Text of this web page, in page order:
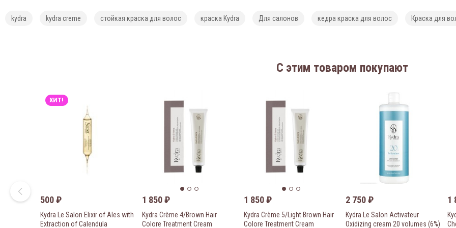
kydra kydra creme стойкая краска для волос краска Kydra Для салонов кедра краска для волос Краска для
C этим товаром покупают
ХИТ!
500₽
Kydra Le Salon Elixir of Ales with
Extraction of Calendula
1 850₽
Kydra Crème 4/Brown Hair
Colore Treatment Cream
1 850₽
Kydra Crème 5/Light Brown Hair
Colore Treatment Cream
2 750₽
Kydra Le Salon Activateur
Oxidizing cream 20 volumes (6%)
1